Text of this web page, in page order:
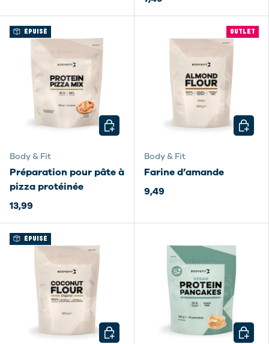
ÉPUISÉ
Body & Fit
Préparation pour pâte à
pizza protéinée
13,99
CHOISIR LES OPTIONS
OUTLET
Body & Fit
Farine d’amande
9,49
ÉPUISÉ
CHOISIR LES OPTIONS